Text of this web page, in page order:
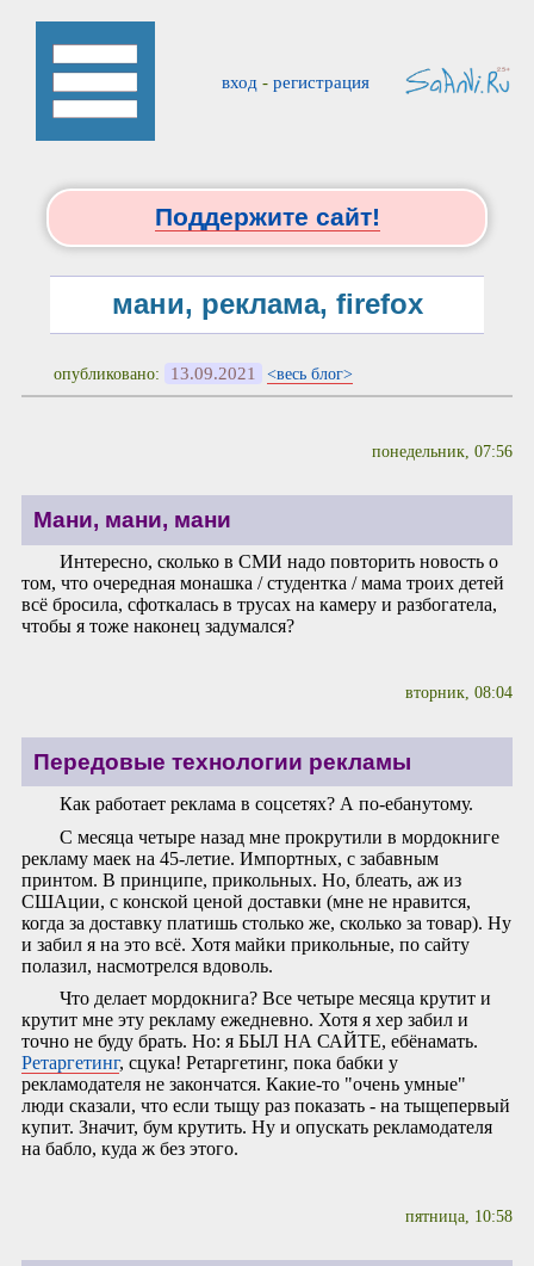
вход - регистрация
Поддержите сайт!
мани, реклама, firefox
опубликовано: 13.09.2021 <весь блог>
понедельник, 07:56
Мани, мани, мани
Интересно, сколько в СМИ надо повторить новость о
том, что очередная монашка / студентка / мама троих детей
всё бросила, сфоткалась в трусах на камеру и разбогатела,
чтобы я тоже наконец задумался?
вторник, 08:04
Передовые технологии рекламы
Как работает реклама в соцсетях? А по-ебанутому.
С месяца четыре назад мне прокрутили в мордокниге
рекламу маек на 45-летие. Импортных, с забавным
принтом. В принципе, прикольных. Но, блеать, аж из
СШАции, с конской ценой доставки (мне не нравится,
когда за доставку платишь столько же, сколько за товар). Ну
и забил я на это всё. Хотя майки прикольные, по сайту
полазил, насмотрелся вдоволь.
Что делает мордокнига? Все четыре месяца крутит и
крутит мне эту рекламу ежедневно. Хотя я хер забил и
точно не буду брать. Но: я БЫЛ НА САЙТЕ, ебёнамать.
Ретаргетинг, сцука! Ретаргетинг, пока бабки у
рекламодателя не закончатся. Какие-то "очень умные"
люди сказали, что если тыщу раз показать - на тыщепервый
купит. Значит, бум крутить. Ну и опускать рекламодателя
на бабло, куда ж без этого.
пятница, 10:58